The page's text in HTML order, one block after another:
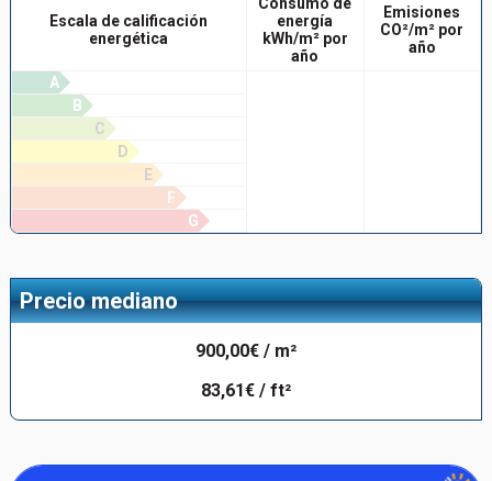
Escala de calificación
energética
energía
kWh/m² por
año
Emisiones
CO²/m² por
año
A
B
C
D
E
F
G
Precio mediano
900,00€ / m²
83,61€ / ft²